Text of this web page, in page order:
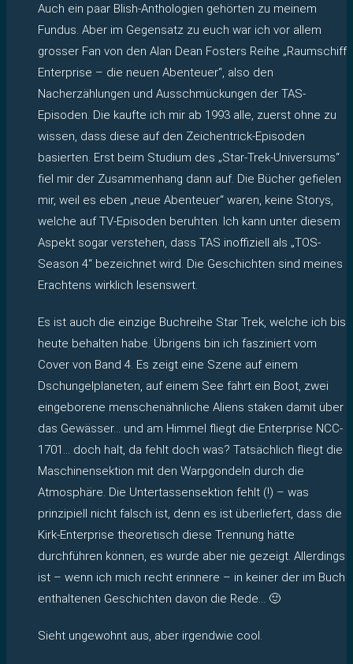
Auch ein paar Blish-Anthologien gehörten zu meinem
Fundus. Aber im Gegensatz zu euch war ich vor allem
grosser Fan von den Alan Dean Fosters Reihe „Raumschiff
Enterprise – die neuen Abenteuer“, also den
Nacherzählungen und Ausschmückungen der TAS-
Episoden. Die kaufte ich mir ab 1993 alle, zuerst ohne zu
wissen, dass diese auf den Zeichentrick-Episoden
basierten. Erst beim Studium des „Star-Trek-Universums“
fiel mir der Zusammenhang dann auf. Die Bücher gefielen
mir, weil es eben „neue Abenteuer“ waren, keine Storys,
welche auf TV-Episoden beruhten. Ich kann unter diesem
Aspekt sogar verstehen, dass TAS inoffiziell als „TOS-
Season 4“ bezeichnet wird. Die Geschichten sind meines
Erachtens wirklich lesenswert.
Es ist auch die einzige Buchreihe Star Trek, welche ich bis
heute behalten habe. Übrigens bin ich fasziniert vom
Cover von Band 4. Es zeigt eine Szene auf einem
Dschungelplaneten, auf einem See fährt ein Boot, zwei
eingeborene menschenähnliche Aliens staken damit über
das Gewässer… und am Himmel fliegt die Enterprise NCC-
1701… doch halt, da fehlt doch was? Tatsächlich fliegt die
Maschinensektion mit den Warpgondeln durch die
Atmosphäre. Die Untertassensektion fehlt (!) – was
prinzipiell nicht falsch ist, denn es ist überliefert, dass die
Kirk-Enterprise theoretisch diese Trennung hätte
durchführen können, es wurde aber nie gezeigt. Allerdings
ist – wenn ich mich recht erinnere – in keiner der im Buch
enthaltenen Geschichten davon die Rede… 🙂
Sieht ungewohnt aus, aber irgendwie cool.